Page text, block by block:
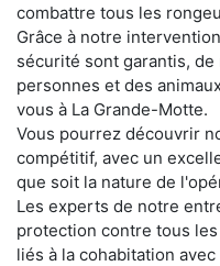
combattre tous les
Grâce à notre
sécurité sont garantis,
personnes et des
vous à La Grande-Motte.
Vous pourrez découvrir
compétitif, avec un
que soit la nature de
Les experts de notre
protection contre tous
liés à la cohabitation